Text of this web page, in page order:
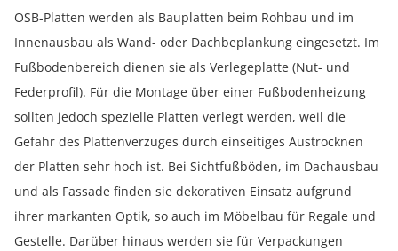
OSB-Platten werden als Bauplatten beim Rohbau und im
Innenausbau als Wand- oder Dachbeplankung eingesetzt. Im
Fußbodenbereich dienen sie als Verlegeplatte (Nut- und
Federprofil). Für die Montage über einer Fußbodenheizung
sollten jedoch spezielle Platten verlegt werden, weil die
Gefahr des Plattenverzuges durch einseitiges Austrocknen
der Platten sehr hoch ist. Bei Sichtfußböden, im Dachausbau
und als Fassade finden sie dekorativen Einsatz aufgrund
ihrer markanten Optik, so auch im Möbelbau für Regale und
Gestelle. Darüber hinaus werden sie für Verpackungen